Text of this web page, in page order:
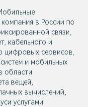
в России по
связи,
кабельного и
цифровых сервисов,
и мобильных
области
вещей,
вычислений,
услугами